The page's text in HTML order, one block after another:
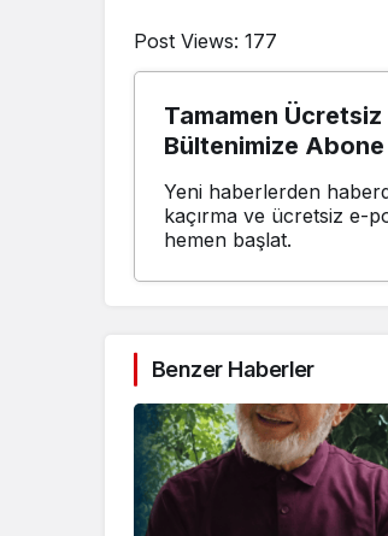
Post Views: 177
Tamamen
Bültenimize
Yeni haberlerden
kaçırma ve ücretsiz e-
hemen başlat.
Benzer Haberler